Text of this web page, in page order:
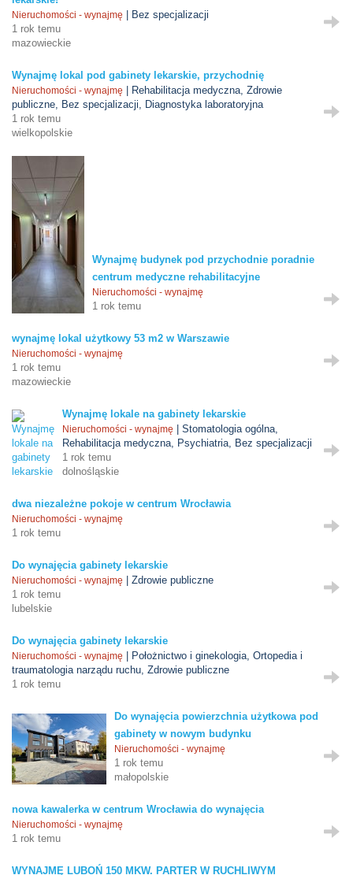
Nieruchomości - wynajmę
| Bez specjalizacji
1 rok temu
mazowieckie
Wynajmę lokal pod gabinety lekarskie, przychodnię
Nieruchomości - wynajmę
| Rehabilitacja medyczna, Zdrowie
publiczne, Bez specjalizacji, Diagnostyka laboratoryjna
1 rok temu
wielkopolskie
Wynajmę budynek pod przychodnie poradnie
centrum medyczne rehabilitacyjne
Nieruchomości - wynajmę
1 rok temu
wynajmę lokal użytkowy 53 m2 w Warszawie
Nieruchomości - wynajmę
1 rok temu
mazowieckie
Wynajmę lokale na gabinety lekarskie
Nieruchomości - wynajmę
| Stomatologia ogólna,
Rehabilitacja medyczna, Psychiatria, Bez specjalizacji
1 rok temu
dolnośląskie
dwa niezależne pokoje w centrum Wrocławia
Nieruchomości - wynajmę
1 rok temu
Do wynajęcia gabinety lekarskie
Nieruchomości - wynajmę
| Zdrowie publiczne
1 rok temu
lubelskie
Do wynajęcia gabinety lekarskie
Nieruchomości - wynajmę
| Położnictwo i ginekologia, Ortopedia i
traumatologia narządu ruchu, Zdrowie publiczne
1 rok temu
Do wynajęcia powierzchnia użytkowa pod
gabinety w nowym budynku
Nieruchomości - wynajmę
1 rok temu
małopolskie
nowa kawalerka w centrum Wrocławia do wynajęcia
Nieruchomości - wynajmę
1 rok temu
WYNAJMĘ LUBOŃ 150 MKW. PARTER W RUCHLIWYM